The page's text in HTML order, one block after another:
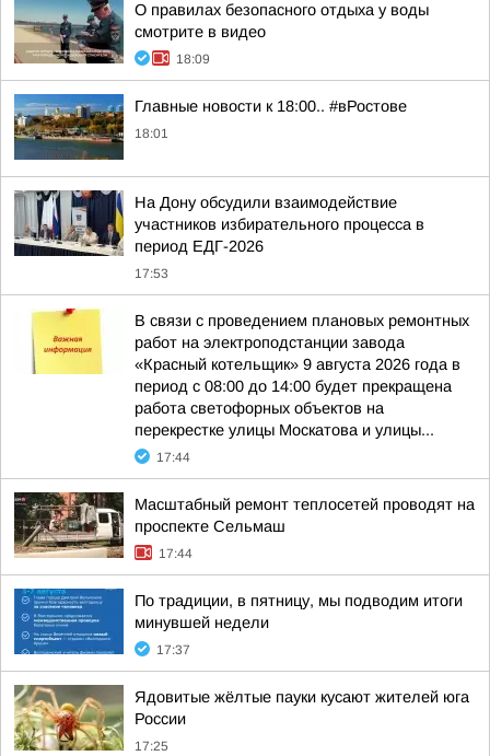
О правилах безопасного отдыха у воды
смотрите в видео
18:09
Главные новости к 18:00.. #вРостове
18:01
На Дону обсудили взаимодействие
участников избирательного процесса в
период ЕДГ-2026
17:53
В связи с проведением плановых ремонтных
работ на электроподстанции завода
«Красный котельщик» 9 августа 2026 года в
период с 08:00 до 14:00 будет прекращена
работа светофорных объектов на
перекрестке улицы Москатова и улицы...
17:44
Масштабный ремонт теплосетей проводят на
проспекте Сельмаш
17:44
По традиции, в пятницу, мы подводим итоги
минувшей недели
17:37
Ядовитые жёлтые пауки кусают жителей юга
России
17:25